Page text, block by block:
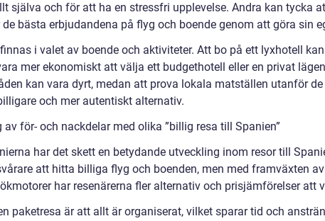
själva och för att ha en stressfri upplevelse. Andra kan tycka
bästa erbjudandena på flyg och boende genom att göra sin
i valet av boende och aktiviteter. Att bo på ett lyxhotell
mer ekonomiskt att välja ett budgethotell eller en privat
kan vara dyrt, medan att prova lokala matställen utanför
och mer autentiskt alternativ.
för- och nackdelar med olika ”billig resa till Spanien”
har det skett en betydande utveckling inom resor till
att hitta billiga flyg och boenden, men med framväxten
har resenärerna fler alternativ och prisjämförelser att
paketresa är att allt är organiserat, vilket sparar tid och